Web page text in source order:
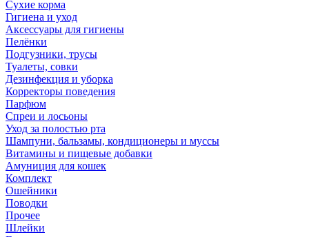
Сухие корма
Гигиена и уход
Аксессуары для гигиены
Пелёнки
Подгузники, трусы
Туалеты, совки
Дезинфекция и уборка
Корректоры поведения
Парфюм
Спреи и лосьоны
Уход за полостью рта
Шампуни, бальзамы, кондиционеры и муссы
Витамины и пищевые добавки
Амуниция для кошек
Комплект
Ошейники
Поводки
Прочее
Шлейки